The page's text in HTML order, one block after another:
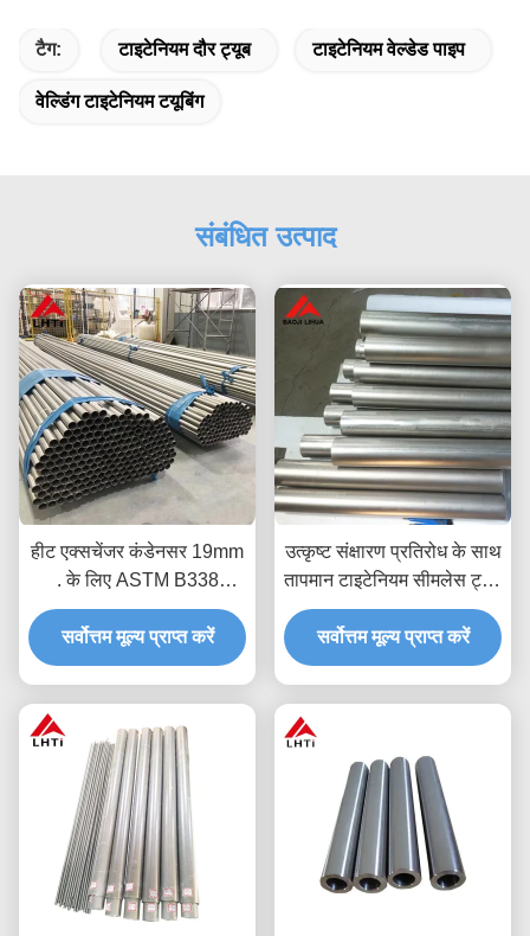
टैग: टाइटेनियम दौर ट्यूब टाइटेनियम वेल्डेड पाइप
वेल्डिंग टाइटेनियम टयूबिंग
संबंधित उत्पाद
हीट एक्सचेंजर कंडेनसर 19mm
. के लिए ASTM B338
टाइटेनियम सीमलेस ट्यूब
सर्वोत्तम मूल्य प्राप्त करें
उत्कृष्ट संक्षारण प्रतिरोध के साथ
तापमान टाइटेनियम सीमलेस ट्यूब
GR1 GR2 GR3 GR4 GR5
GR7 GR9 GR12
सर्वोत्तम मूल्य प्राप्त करें